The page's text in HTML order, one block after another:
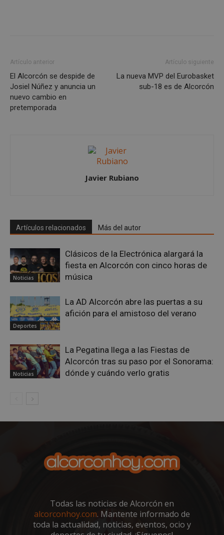
Artículo anterior
El Alcorcón se despide de
Josiel Núñez y anuncia un
nuevo cambio en
pretemporada
Artículo siguiente
La nueva MVP del Eurobasket
sub-18 es de Alcorcón
Javier Rubiano
Artículos relacionados Más del autor
Noticias
Clásicos de la Electrónica alargará la
fiesta en Alcorcón con cinco horas de
música
Deportes
La AD Alcorcón abre las puertas a su
afición para el amistoso del verano
Noticias
La Pegatina llega a las Fiestas de
Alcorcón tras su paso por el Sonorama:
dónde y cuándo verlo gratis
Todas las noticias de Alcorcón en
alcorconhoy.com. Mantente informado de
toda la actualidad, noticias, eventos, ocio y
sp_t
.spotify.com
__cf_bm
Cloudflare Inc.
.twitter.com
29 minutos
58 segundos